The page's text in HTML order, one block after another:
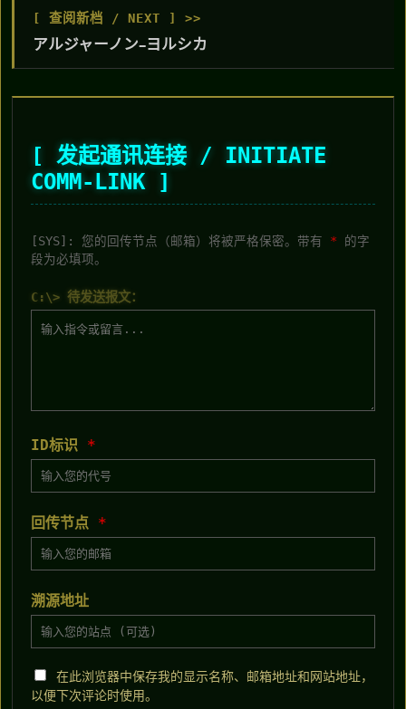
[ 查阅新档 / NEXT ] >>
アルジャーノン–ヨルシカ
[ 发起通讯连接 / INITIATE
COMM-LINK ]
[SYS]: 您的回传节点（邮箱）将被严格保密。带有 * 的字
段为必填项。
C:\> 待发送报文：
ID标识 *
回传节点 *
溯源地址
在此浏览器中保存我的显示名称、邮箱地址和网站地址，
以便下次评论时使用。